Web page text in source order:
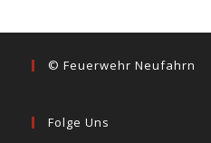
© Feuerwehr Neufahrn
Folge Uns